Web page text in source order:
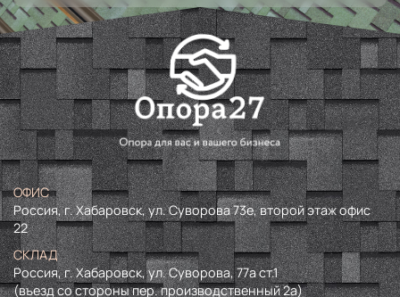
ОФИС
Россия, г. Хабаровск, ул. Суворова 73е, второй этаж офис
22
СКЛАД
Россия, г. Хабаровск, ул. Суворова, 77а ст.1
(въезд со стороны пер. производственный 2а)